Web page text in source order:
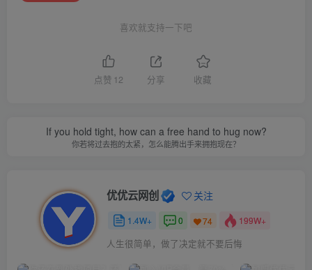
喜欢就支持一下吧
点赞 12 分享 收藏
If you hold tight, how can a free hand to hug now?
你若将过去抱的太紧，怎么能腾出手来拥抱现在？
优优云网创 关注
1.4W+ 0 74 199W+
人生很简单，做了决定就不要后悔